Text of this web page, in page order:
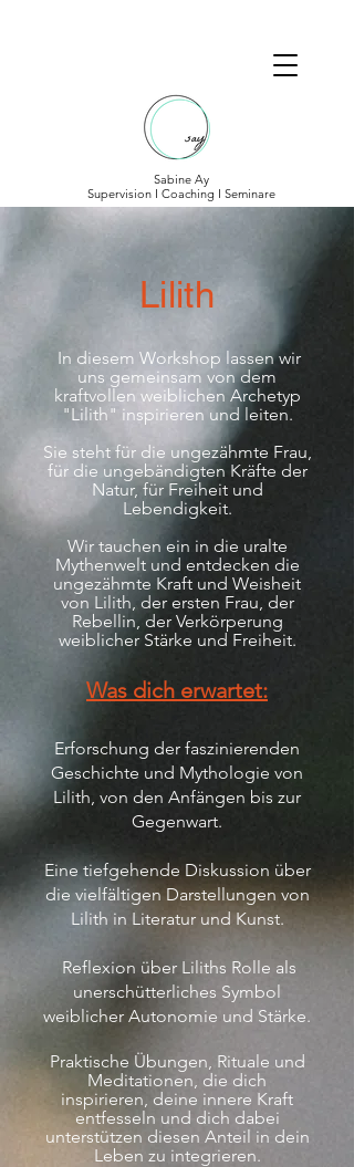
Sabine Ay
Supervision I Coaching I Seminare
Lilith
In diesem Workshop lassen wir
uns gemeinsam von dem
kraftvollen weiblichen Archetyp
"Lilith" inspirieren und leiten.
Sie steht für die ungezähmte Frau,
für die ungebändigten Kräfte der
Natur, für Freiheit und
Lebendigkeit.
Wir tauchen ein in die uralte
Mythenwelt und entdecken die
ungezähmte Kraft und Weisheit
von Lilith, der ersten Frau, der
Rebellin, der Verkörperung
weiblicher Stärke und Freiheit.
Was dich erwartet:
Erforschung der faszinierenden
Geschichte und Mythologie von
Lilith, von den Anfängen bis zur
Gegenwart.
Eine tiefgehende Diskussion über
die vielfältigen Darstellungen von
Lilith in Literatur und Kunst.
Reflexion über Liliths Rolle als
unerschütterliches Symbol
weiblicher Autonomie und Stärke.
Praktische Übungen, Rituale und
Meditationen, die dich
inspirieren, deine innere Kraft
entfesseln und dich dabei
unterstützen diesen Anteil in dein
Leben zu integrieren.